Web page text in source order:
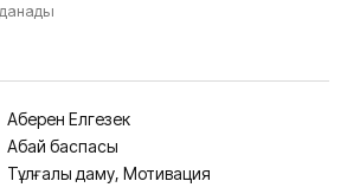
Ақберен Елгезек
Абай баспасы
Тұлғалық даму, Мотивация